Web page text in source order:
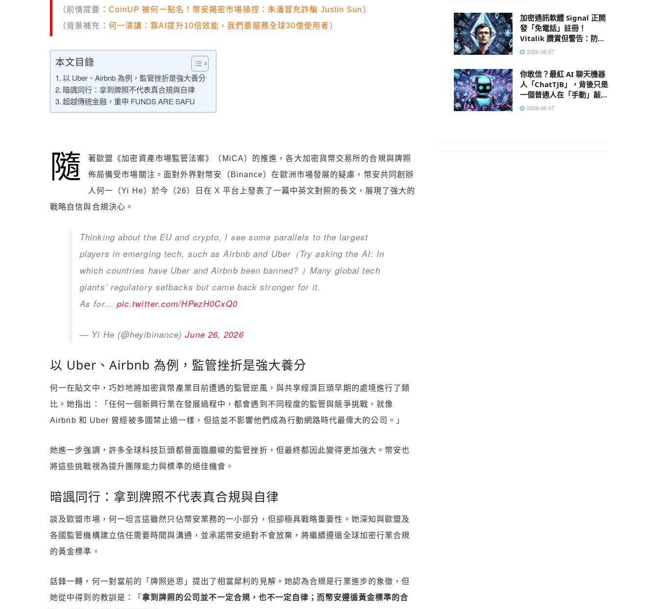
（前情提要： CoinUP 被何一點名！幣安揭密市場操控：朱潘冒充詐騙 Justin Sun ）
（背景補充： 何一演講：靠AI提升10倍效能，我們要服務全球30億使用者）
本文目錄
以 Uber、Airbnb 為例，監管挫折是強大養分
暗諷同行：拿到牌照不代表真合規與自律
超越傳統金融，重申 FUNDS ARE SAFU
隨
著歐盟《加密資產市場監管法案》（MiCA）的推進，各大加密貨幣交易所的合規與牌照
佈局備受市場關注。面對外界對幣安（Binance）在歐洲市場發展的疑慮，幣安共同創辦
人何一（Yi He）於今（26）日在 X 平台上發表了一篇中英文對照的長文，展現了強大的
戰略自信與合規決心。
Thinking about the EU and crypto, I see some parallels to the largest
players in emerging tech, such as Airbnb and Uber（Try asking the AI: In
which countries have Uber and Airbnb been banned? ）Many global tech
giants’ regulatory setbacks but came back stronger for it.
As for… pic.twitter.com/HPezH0CxQ0
— Yi He (@heyibinance)June 26, 2026
以 Uber、Airbnb 為例，監管挫折是強大養分
何一在貼文中，巧妙地將加密貨幣產業目前遭遇的監管逆風，與共享經濟巨頭早期的處境進行了類
比。她指出：「任何一個新興行業在發展過程中，都會遇到不同程度的監管與競爭挑戰，就像
Airbnb 和 Uber 曾經被多國禁止過一樣，但這並不影響他們成為行動網路時代最偉大的公司。」
她進一步強調，許多全球科技巨頭都曾面臨嚴峻的監管挫折，但最終都因此變得更加強大。幣安也
將這些挑戰視為提升團隊能力與標準的絕佳機會。
暗諷同行：拿到牌照不代表真合規與自律
談及歐盟市場，何一坦言這雖然只佔幣安業務的一小部分，但卻極具戰略重要性。她深知與歐盟及
各國監管機構建立信任需要時間與溝通，並承諾幣安絕對不會放棄，將繼續遵循全球加密行業合規
的黃金標準。
話鋒一轉，何一對當前的「牌照迷思」提出了相當犀利的見解。她認為合規是行業進步的象徵，但
她從中得到的教訓是：「拿到牌照的公司並不一定合規，也不一定自律；而幣安遵循黃金標準的合
加密通訊軟體 Signal 正開
發「免電話」註冊！
Vitalik 讚賞但警告：防不
了 AI 大數據肉搜，偽匿名
2026-08-07
你敢信？最紅 AI 聊天機器
人「ChatTJB」，背後只是
一個普通人在「手動」敲出
回覆2026-08-07